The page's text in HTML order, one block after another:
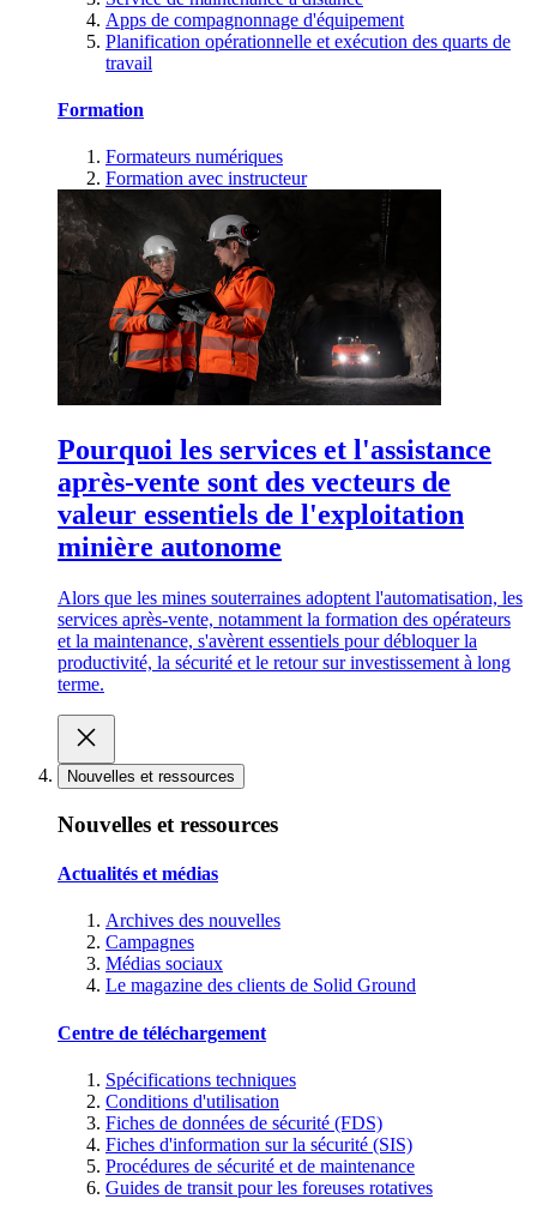
Apps de compagnonnage d'équipement
Planification opérationnelle et exécution des quarts de
travail
Formation
Formateurs numériques
Formation avec instructeur
Pourquoi les services et l'assistance
après-vente sont des vecteurs de
valeur essentiels de l'exploitation
minière autonome
Alors que les mines souterraines adoptent l'automatisation, les
services après-vente, notamment la formation des opérateurs
et la maintenance, s'avèrent essentiels pour débloquer la
productivité, la sécurité et le retour sur investissement à long
terme.
Nouvelles et ressources
Nouvelles et ressources
Actualités et médias
Archives des nouvelles
Campagnes
Médias sociaux
Le magazine des clients de Solid Ground
Centre de téléchargement
Spécifications techniques
Conditions d'utilisation
Fiches de données de sécurité (FDS)
Fiches d'information sur la sécurité (SIS)
Procédures de sécurité et de maintenance
Guides de transit pour les foreuses rotatives